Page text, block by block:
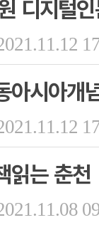
디지털
시아개
읽는 춘천